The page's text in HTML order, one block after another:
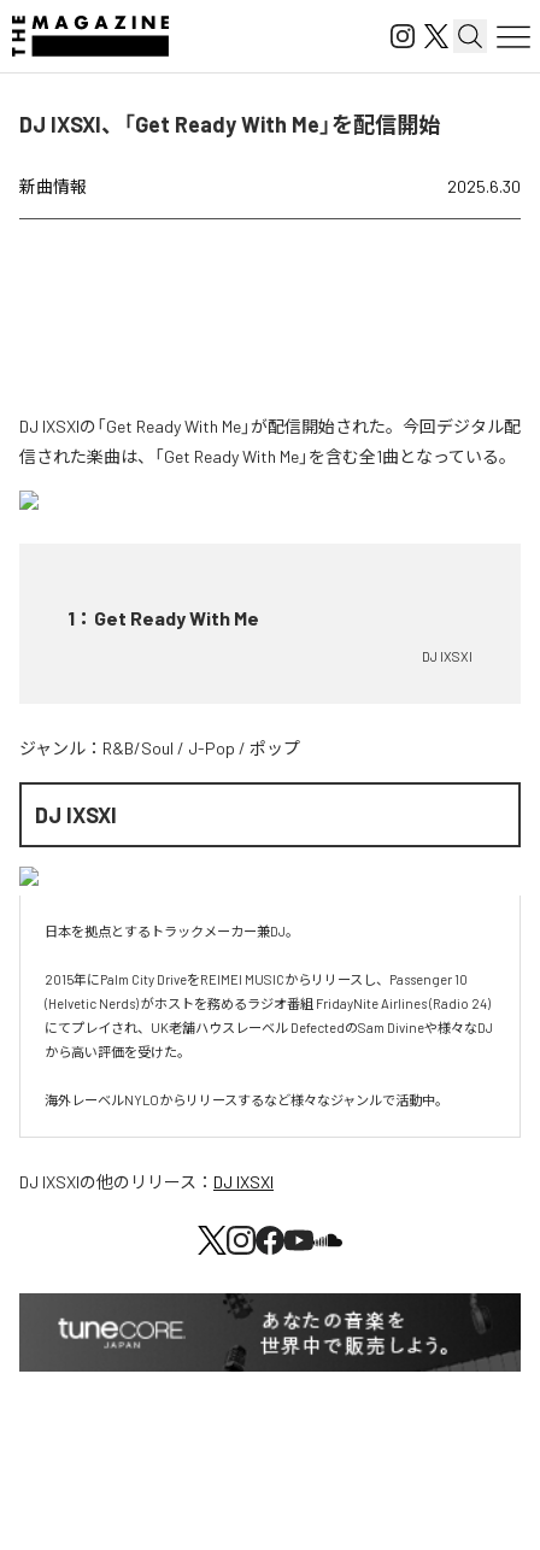
DJ IXSXI、「Get Ready With Me」を配信開始
新曲情報 2025.6.30
DJ IXSXIの「Get Ready With Me」が配信開始された。今回デジタル配
信された楽曲は、「Get Ready With Me」を含む全1曲となっている。
1 ： Get Ready With Me
DJ IXSXI
ジャンル： R&B/Soul / J-Pop / ポップ
DJ IXSXI
日本を拠点とするトラックメーカー兼DJ。
2015年にPalm City DriveをREIMEI MUSICからリリースし、Passenger 10
(Helvetic Nerds) がホストを務めるラジオ番組 FridayNite Airlines (Radio 24)
にてプレイされ、UK老舗ハウスレーベル DefectedのSam Divineや様々なDJ
から高い評価を受けた。
海外レーベルNYLOからリリースするなど様々なジャンルで活動中。
DJ IXSXIの他のリリース： DJ IXSXI